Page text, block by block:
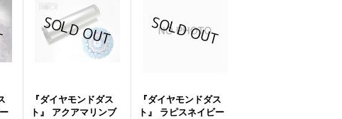
『ダイヤモンドダス
ト』 アクアマリンブ
『ダイヤモンドダス
ト』 ラピスネイビー